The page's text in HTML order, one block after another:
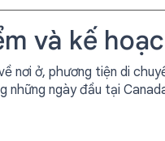
và kế
nơi ở, phương tiện di
những ngày đầu tại